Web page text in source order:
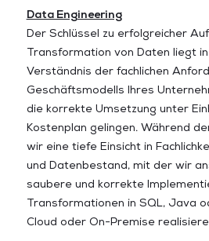
Data Engineering
Der Schlüssel zu erfolgreicher
Transformation von Daten liegt
Verständnis der fachlichen
Geschäftsmodells Ihres
die korrekte Umsetzung unter
Kostenplan gelingen. Während
wir eine tiefe Einsicht in
und Datenbestand, mit der wir
saubere und korrekte
Transformationen in SQL, Java
Cloud oder On-Premise